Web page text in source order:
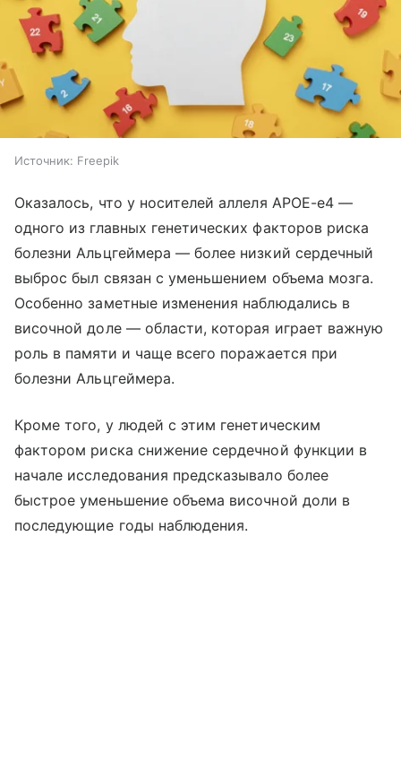
Источник: Freepik
Оказалось, что у носителей аллеля APOE-e4 —
одного из главных генетических факторов риска
болезни Альцгеймера — более низкий сердечный
выброс был связан с уменьшением объема мозга.
Особенно заметные изменения наблюдались в
височной доле — области, которая играет важную
роль в памяти и чаще всего поражается при
болезни Альцгеймера.
Кроме того, у людей с этим генетическим
фактором риска снижение сердечной функции в
начале исследования предсказывало более
быстрое уменьшение объема височной доли в
последующие годы наблюдения.